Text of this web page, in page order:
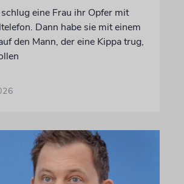
eine Frau ihr Opfer mit
Dann habe sie mit einem
den Mann, der eine Kippa trug,